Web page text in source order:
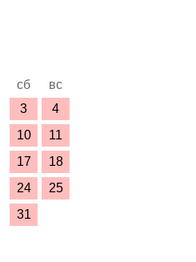
сб
вс
3
4
10
11
17
18
24
25
31